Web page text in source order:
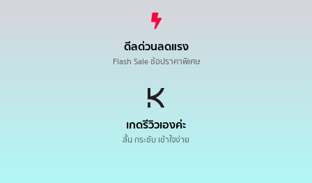
ดีลด่วนลดแรง
Flash Sale ช้อปราคาพิเศษ
เกดรีวิวเองค่ะ
สั้น กระชับ เข้าใจง่าย